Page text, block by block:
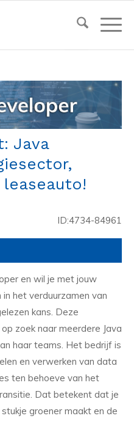
Java
ID:4734-84961
en wil je met jouw
het verduurzamen van
kans. Deze
zoek naar meerdere Java
haar teams. Het bedrijf is
en verwerken van data
ten behoeve van het
Dat betekent dat je
groener maakt en de